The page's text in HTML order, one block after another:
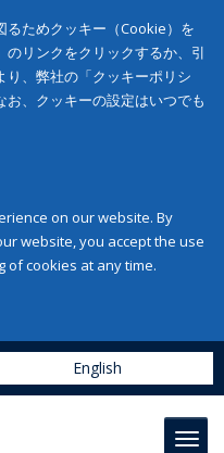
るためクッキー（Cookie）を
リンクをクリックするか、引
り、弊社の「クッキーポリシ
、クッキーの設定はいつでも
on our website. By
website, you accept the use
of cookies at any time.
English